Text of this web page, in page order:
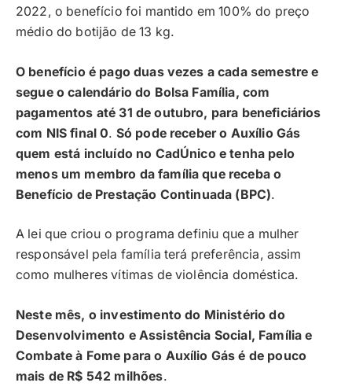
2022, o benefício foi mantido em 100% do preço
médio do botijão de 13 kg.
O benefício é pago duas vezes a cada semestre e
segue o calendário do Bolsa Família, com
pagamentos até 31 de outubro, para beneficiários
com NIS final 0. Só pode receber o Auxílio Gás
quem está incluído no CadÚnico e tenha pelo
menos um membro da família que receba o
Benefício de Prestação Continuada (BPC).
A lei que criou o programa definiu que a mulher
responsável pela família terá preferência, assim
como mulheres vítimas de violência doméstica.
Neste mês, o investimento do Ministério do
Desenvolvimento e Assistência Social, Família e
Combate à Fome para o Auxílio Gás é de pouco
mais de R$ 542 milhões.